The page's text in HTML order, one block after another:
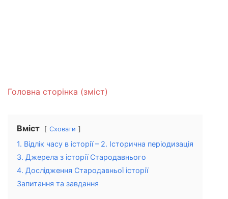
Головна сторінка (зміст)
Вміст Сховати
1. Відлік часу в історії – 2. Історична періодизація
3. Джерела з історії Стародавнього
4. Дослідження Стародавньої історії
Запитання та завдання